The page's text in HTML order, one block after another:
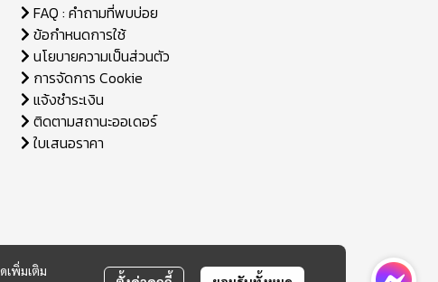
เพิ่มเติม
FAQ : คำถามที่พบบ่อย
ข้อกำหนดการใช้
นโยบายความเป็นส่วนตัว
การจัดการ Cookie
แจ้งชำระเงิน
ติดตามสถานะออเดอร์
ใบเสนอราคา